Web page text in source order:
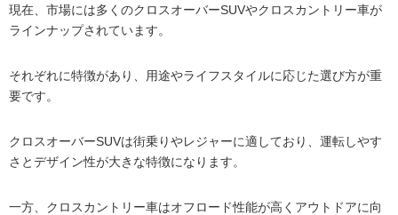
現在、市場には多くのクロスオーバーSUVやクロスカントリー車が
ラインナップされています。
それぞれに特徴があり、用途やライフスタイルに応じた選び方が重
要です。
クロスオーバーSUVは街乗りやレジャーに適しており、運転しやす
さとデザイン性が大きな特徴になります。
一方、クロスカントリー車はオフロード性能が高くアウトドアに向